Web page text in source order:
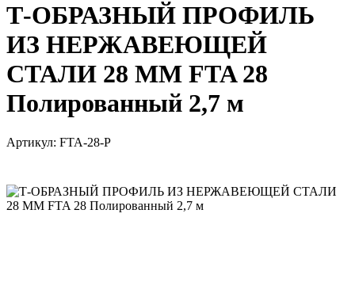
Т-ОБРАЗНЫЙ ПРОФИЛЬ
ИЗ НЕРЖАВЕЮЩЕЙ
СТАЛИ 28 ММ FTA 28
Полированный 2,7 м
Артикул: FTA-28-P